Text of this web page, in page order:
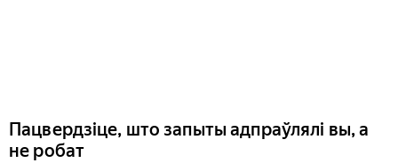
Пацвердзіце, што запыты адпраўлялі вы, а
не робат